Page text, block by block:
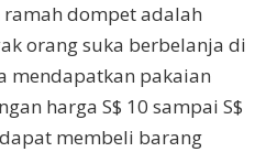
dompet adalah
orang suka berbelanja di
mendapatkan pakaian
harga S$ 10 sampai S$
membeli barang